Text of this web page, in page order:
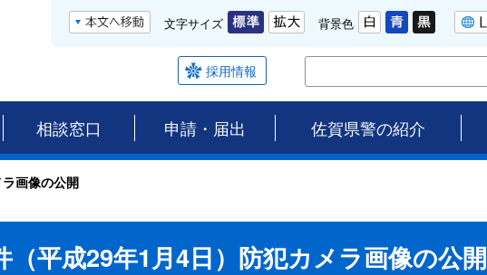
文字サイズ 背景色
採用情報
相談窓口 申請・届出 佐賀県警の紹介
画像の公開
（平成29年1月4日）防犯カメラ画像の公開